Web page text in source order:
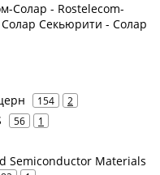
Солар - Rostelecom-
Секьюрити - Солар
154 2
56 1
Semiconductor Materials